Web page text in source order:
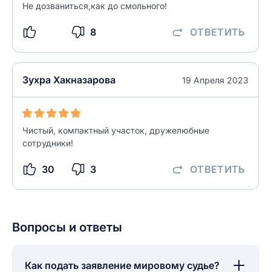
Не дозваниться,как до смольного!
8 ОТВЕТИТЬ
Зухра Хакназарова 19 Апреля 2023
Чистый, компактный участок, дружелюбные
сотрудники!
30 3 ОТВЕТИТЬ
Вопросы и ответы
Как подать заявление мировому судье?